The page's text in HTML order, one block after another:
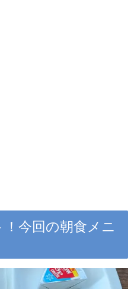
今回の朝食メニ